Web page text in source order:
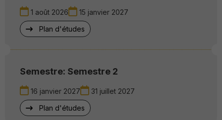
1 août 2026
15 janvier 2027
Plan d'études
Semestre: Semestre 2
16 janvier 2027
31 juillet 2027
Plan d'études